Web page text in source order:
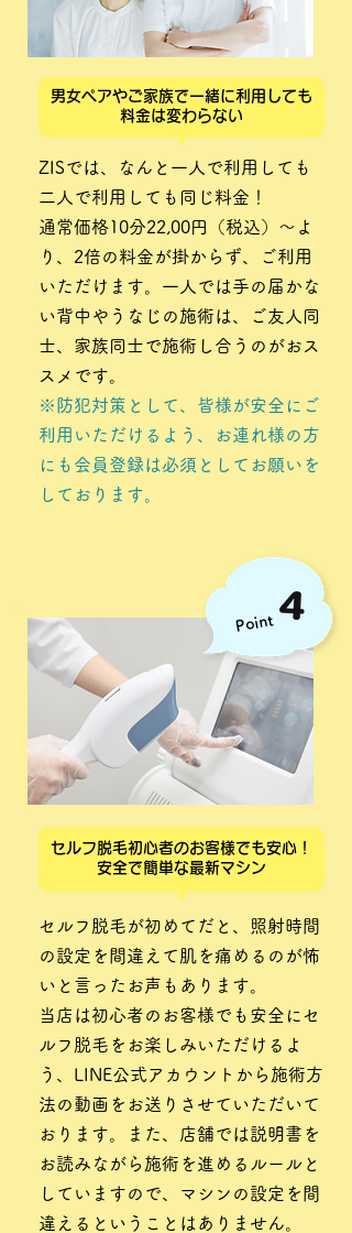
男女ペアやご家族で一緒に利用しても
料金は変わらない
ZISでは、なんと一人で利用しても
二人で利用しても同じ料金！
通常価格10分22,00円（税込）～よ
り、2倍の料金が掛からず、ご利用
いただけます。一人では手の届かな
い背中やうなじの施術は、ご友人同
士、家族同士で施術し合うのがおス
スメです。
※防犯対策として、皆様が安全にご
利用いただけるよう、お連れ様の方
にも会員登録は必須としてお願いを
しております。
セルフ脱毛初心者のお客様でも安心！
安全で簡単な最新マシン
セルフ脱毛が初めてだと、照射時間
の設定を間違えて肌を痛めるのが怖
いと言ったお声もあります。
当店は初心者のお客様でも安全にセ
ルフ脱毛をお楽しみいただけるよ
う、LINE公式アカウントから施術方
法の動画をお送りさせていただいて
おります。また、店舗では説明書を
お読みながら施術を進めるルールと
していますので、マシンの設定を間
違えるということはありません。
Point